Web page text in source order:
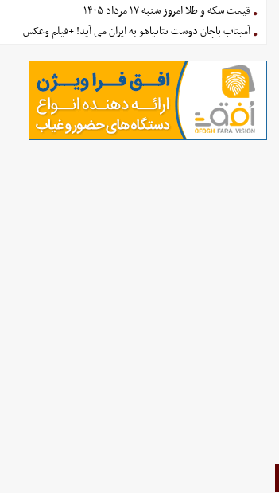
قیمت سکه و طلا امروز شنبه ۱۷ مرداد ۱۴۰۵
آمیتاب باچان دوست نتانیاهو به ایران می آید! +فیلم وعکس